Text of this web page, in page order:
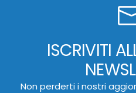
ISCRIVITI
Non perderti i nostri